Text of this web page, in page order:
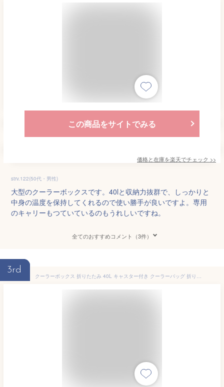
この商品をサイトでみる
価格と在庫を楽天でチェック >>
strv.122(50代・男性)
大型のクーラーボックスです。40lと収納力抜群で、しっかりと
中身の温度を保持してくれるので使い勝手が良いですよ。専用
のキャリーもつていているのもうれしいですね。
全てのおすすめコメント（3件）
3rd
クーラーボックス 折りたたみ 40L キャスター付き クーラーバッグ 折りたたみ ソフトクーラーボックス 大容量 キャリー ソフトクーラー 保冷バッグ 冷蔵ボックス 保冷バック おしゃれ コンパクト キャンプ用品 送料無料 BAH001